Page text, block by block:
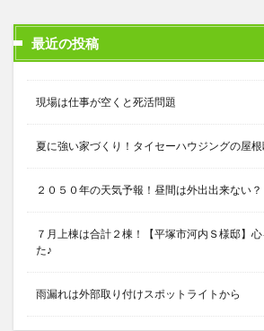
最近の投稿
現場は仕事が空くと死活問題
夏に強い家づくり！タイセーハウジングの屋
２０５０年の天気予報！昼間は外出出来ない？
７月上棟は合計２棟！【平塚市河内Ｓ様邸】
た♪
雨漏れは外部取り付けスポットライトから